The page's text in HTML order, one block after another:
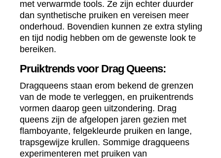
met verwarmde tools. Ze zijn echter duurder
dan synthetische pruiken en vereisen meer
onderhoud. Bovendien kunnen ze extra styling
en tijd nodig hebben om de gewenste look te
bereiken.
Pruiktrends voor Drag Queens:
Dragqueens staan erom bekend de grenzen
van de mode te verleggen, en pruikentrends
vormen daarop geen uitzondering. Drag
queens zijn de afgelopen jaren gezien met
flamboyante, felgekleurde pruiken en lange,
trapsgewijze krullen. Sommige dragqueens
experimenteren met pruiken van